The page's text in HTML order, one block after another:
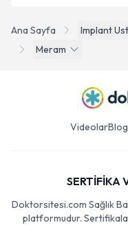
Ana Sayfa Implant
Meram
VideolarBlog
SERTİFİKA
Doktorsitesi.com Sağlık
platformudur.